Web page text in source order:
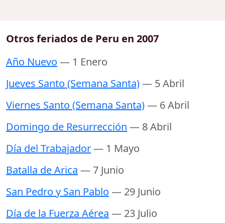
Otros feriados de Peru en 2007
Año Nuevo — 1 Enero
Jueves Santo (Semana Santa)— 5 Abril
Viernes Santo (Semana Santa)— 6 Abril
Domingo de Resurrección — 8 Abril
Día del Trabajador— 1 Mayo
Batalla de Arica — 7 Junio
San Pedro y San Pablo — 29 Junio
Día de la Fuerza Aérea — 23 Julio